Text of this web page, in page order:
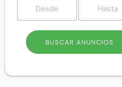
Badajoz
Barcarrota
Baterno
Benquerencia de la Serena